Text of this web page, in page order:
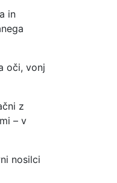
in
oči, vonj
z
– v
nosilci